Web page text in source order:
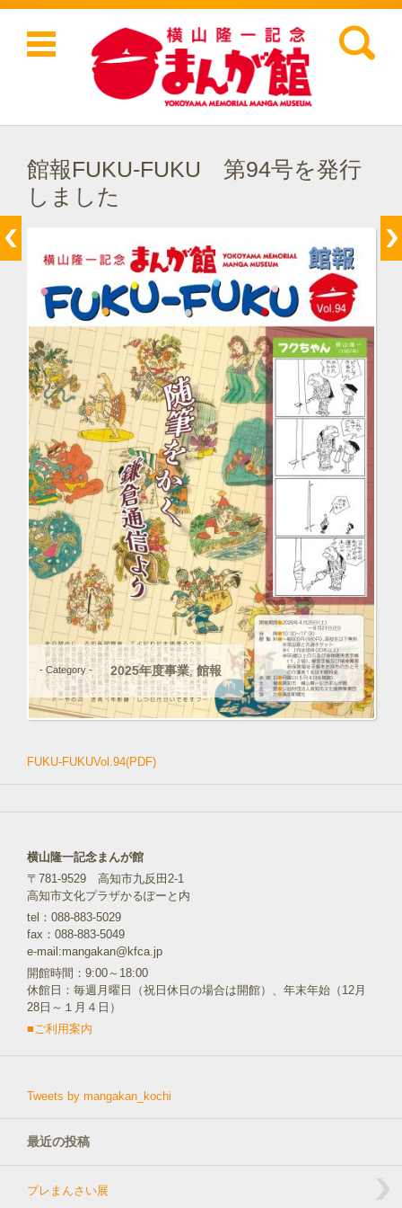
検索:
コンテンツに移動
館報FUKU-FUKU 第94号を発行
しました
- Category - 2025年度事業, 館報
FUKU-FUKUVol.94(PDF)
横山隆一記念まんが館
〒781-9529 高知市九反田2-1
高知市文化プラザかるぽーと内
tel：088-883-5029
fax：088-883-5049
e-mail:mangakan@kfca.jp
開館時間：9:00～18:00
休館日：毎週月曜日（祝日休日の場合は開館）、年末年始（12月
28日～１月４日）
■ご利用案内
Tweets by mangakan_kochi
最近の投稿
プレまんさい展